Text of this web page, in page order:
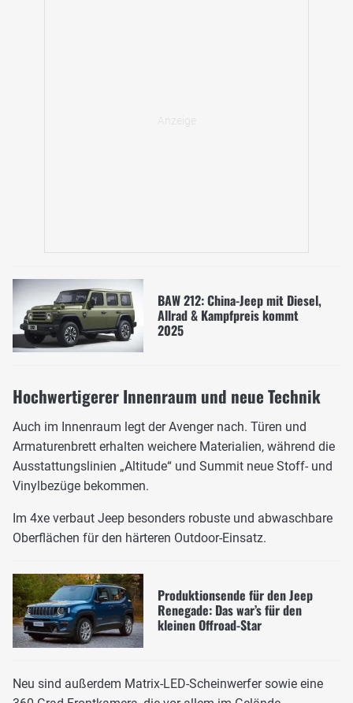
BAW 212: China-Jeep mit Diesel,
Allrad & Kampfpreis kommt
2025
Hochwertigerer Innenraum und neue Technik
Auch im Innenraum legt der Avenger nach. Türen und
Armaturenbrett erhalten weichere Materialien, während die
Ausstattungslinien „Altitude“ und Summit neue Stoff- und
Vinylbezüge bekommen.
Im 4xe verbaut Jeep besonders robuste und abwaschbare
Oberflächen für den härteren Outdoor-Einsatz.
Produktionsende für den Jeep
Renegade: Das war’s für den
kleinen Offroad-Star
Neu sind außerdem Matrix-LED-Scheinwerfer sowie eine